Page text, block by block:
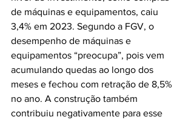
de máquinas e equipamentos, caiu
3,4% em 2023. Segundo a FGV, o
desempenho de máquinas e
equipamentos “preocupa”, pois vem
acumulando quedas ao longo dos
meses e fechou com retração de 8,5%
no ano. A construção também
contribuiu negativamente para esse